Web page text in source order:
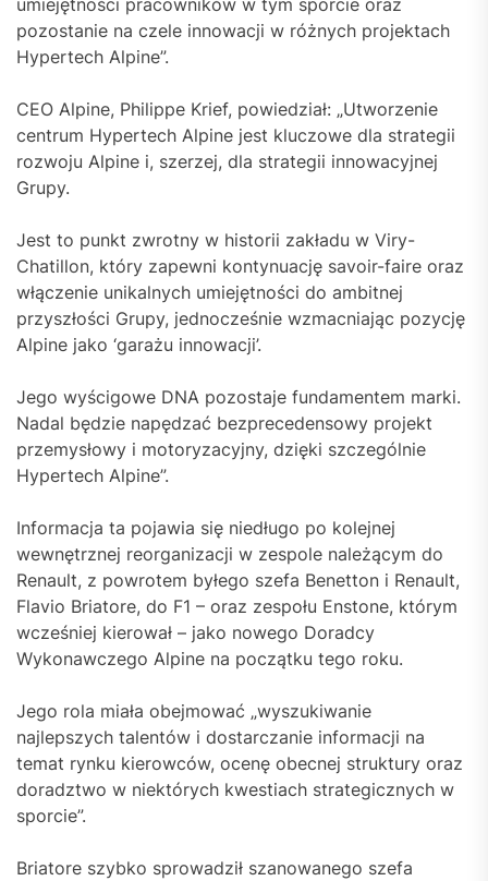
umiejętności pracowników w tym sporcie oraz
pozostanie na czele innowacji w różnych projektach
Hypertech Alpine”.
CEO Alpine, Philippe Krief, powiedział: „Utworzenie
centrum Hypertech Alpine jest kluczowe dla strategii
rozwoju Alpine i, szerzej, dla strategii innowacyjnej
Grupy.
Jest to punkt zwrotny w historii zakładu w Viry-
Chatillon, który zapewni kontynuację savoir-faire oraz
włączenie unikalnych umiejętności do ambitnej
przyszłości Grupy, jednocześnie wzmacniając pozycję
Alpine jako ‘garażu innowacji’.
Jego wyścigowe DNA pozostaje fundamentem marki.
Nadal będzie napędzać bezprecedensowy projekt
przemysłowy i motoryzacyjny, dzięki szczególnie
Hypertech Alpine”.
Informacja ta pojawia się niedługo po kolejnej
wewnętrznej reorganizacji w zespole należącym do
Renault, z powrotem byłego szefa Benetton i Renault,
Flavio Briatore, do F1 – oraz zespołu Enstone, którym
wcześniej kierował – jako nowego Doradcy
Wykonawczego Alpine na początku tego roku.
Jego rola miała obejmować „wyszukiwanie
najlepszych talentów i dostarczanie informacji na
temat rynku kierowców, ocenę obecnej struktury oraz
doradztwo w niektórych kwestiach strategicznych w
sporcie”.
Briatore szybko sprowadził szanowanego szefa